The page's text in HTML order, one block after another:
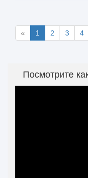
« 1 2 3 4
Посмотрите